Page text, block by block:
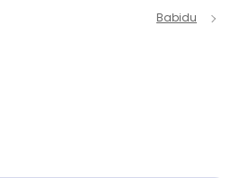
Babidu